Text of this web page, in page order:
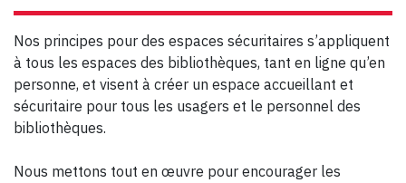
Nos principes pour des espaces sécuritaires s’appliquent
à tous les espaces des bibliothèques, tant en ligne qu’en
personne, et visent à créer un espace accueillant et
sécuritaire pour tous les usagers et le personnel des
bibliothèques.
Nous mettons tout en œuvre pour encourager les